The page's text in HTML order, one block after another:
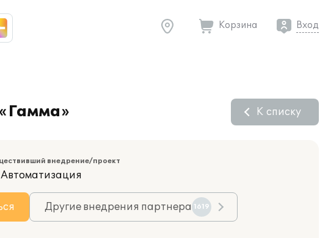
Корзина Вход
К списку
внедрение/проект
Другие внедрения партнера 1619